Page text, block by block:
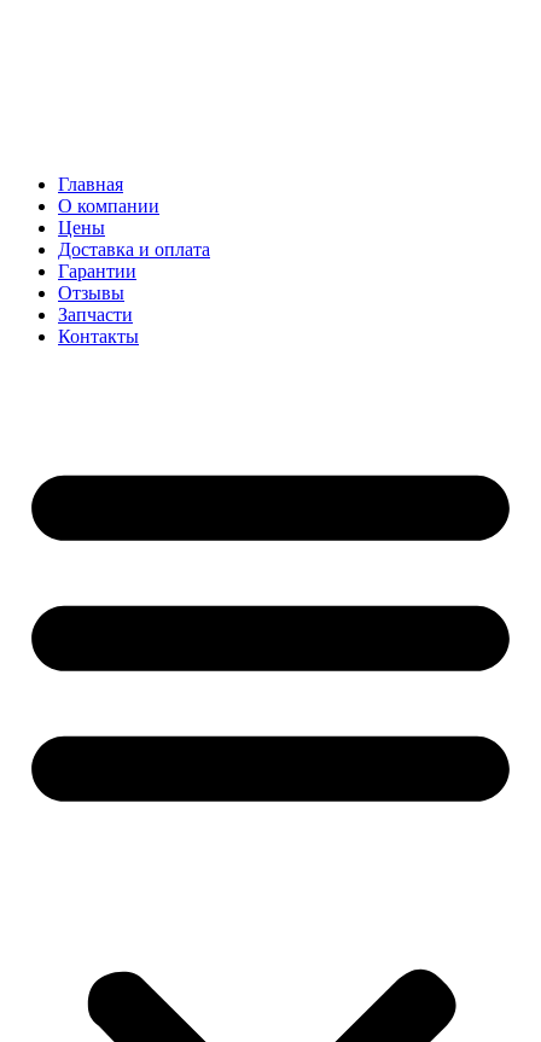
Главная
О компании
Цены
Доставка и оплата
Гарантии
Отзывы
Запчасти
Контакты